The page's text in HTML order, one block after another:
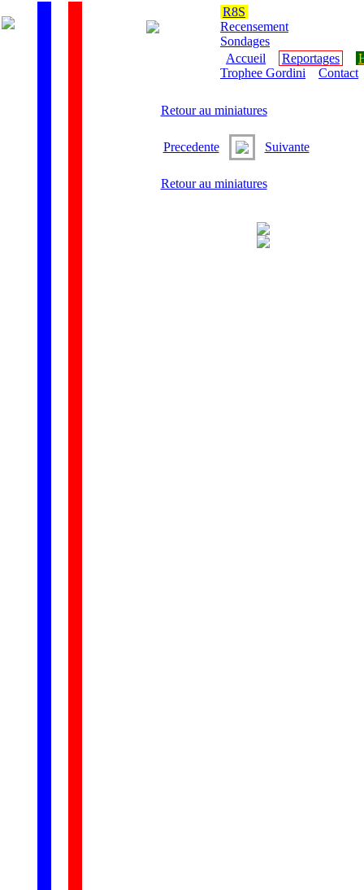
R8S
Recensement
Sondages
Accueil
Reportages
Trophee Gordini
Contact
Retour au miniatures
Precedente Suivante
Retour au miniatures